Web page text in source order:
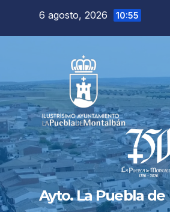
6 agosto, 2026 10:55
Ayto. La Puebla de